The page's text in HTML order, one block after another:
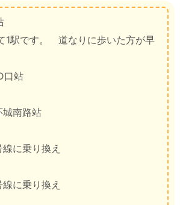
駅です。 道なりに歩いた方が早
口站
南路站
に乗り換え
に乗り換え